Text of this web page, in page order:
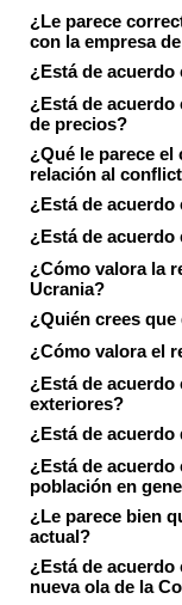
¿Le parece
con la empresa
¿Está de
¿Está de
de precios?
¿Qué le parece
relación al
¿Está de acuerdo
¿Está de acuerdo
¿Cómo valora la
Ucrania?
¿Quién crees
¿Cómo valora el
¿Está de
exteriores?
¿Está de acuerdo
¿Está de
población en
¿Le parece bien
actual?
¿Está de
nueva ola de la